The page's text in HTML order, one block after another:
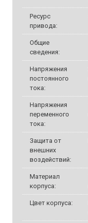
Ресурс
привода:
Общие
сведения:
Напряжения
постоянного
тока:
Напряжения
переменного
тока:
Защита от
внешних
воздействий:
Материал
корпуса:
Цвет корпуса: